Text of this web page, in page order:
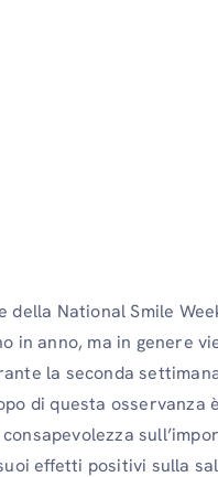
della National Smile
in anno, ma in genere
la seconda
di questa osservanza è
effetti positivi sulla